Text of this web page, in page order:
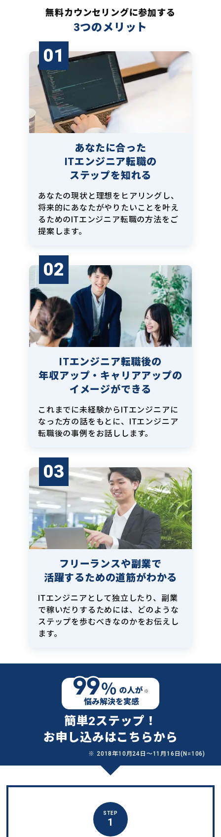
無料カウンセリングに参加する
3つのメリット
01
あなたに合った
ITエンジニア転職の
ステップを知れる
あなたの現状と理想をヒアリングし、
将来的にあなたがやりたいことを叶え
るためのITエンジニア転職の方法をご
提案します。
02
ITエンジニア転職後の
年収アップ・キャリアアップの
イメージができる
これまでに未経験からITエンジニアに
なった方の話をもとに、ITエンジニア
転職後の事例をお話しします。
03
フリーランスや副業で
活躍するための道筋がわかる
ITエンジニアとして独立したり、副業
で稼いだりするためには、どのような
ステップを歩むべきなのかをお伝えし
ます。
簡単2ステップ！
お申し込みはこちらから
※ 2018年10月24日〜11月16日(N=106)
STEP
1